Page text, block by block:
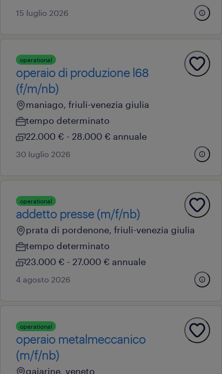
15 luglio 2026
operational
operaio di produzione l68
(f/m/nb)
maniago, friuli-venezia giulia
tempo determinato
22.000 € - 28.000 € annuale
30 luglio 2026
operational
addetto presse (m/f/nb)
prata di pordenone, friuli-venezia giulia
tempo determinato
23.000 € - 27.000 € annuale
4 agosto 2026
operational
operaio metalmeccanico
(m/f/nb)
gaiarine, veneto